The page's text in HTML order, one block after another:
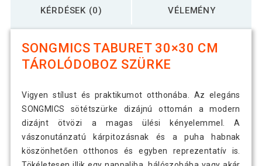
KÉRDÉSEK (0) VÉLEMÉNY
SONGMICS TABURET 30×30 CM
TÁROLÓDOBOZ SZÜRKE
Vigyen stílust és praktikumot otthonába. Az elegáns
SONGMICS sötétszürke dizájnú ottomán a modern
dizájnt ötvözi a magas ülési kényelemmel. A
vászonutánzatú kárpitozásnak és a puha habnak
köszönhetően otthonos és egyben reprezentatív is.